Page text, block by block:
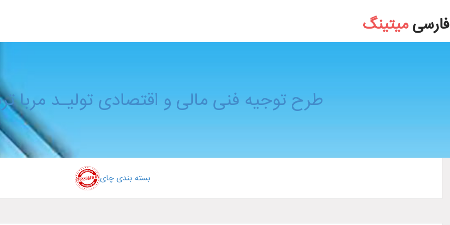
طرح توجیه فنی مالی و اقتصادی تولیـد مربا ترشی و خیارشور
فارسیمیتینگ
طرح توجیه فنی مالی و اقتصادی تولیـد مربا
بسته ‌بندی چای